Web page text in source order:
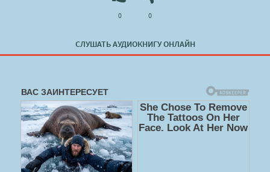
СЛУШАТЬ АУДИОКНИГУ ОНЛАЙН
0 0